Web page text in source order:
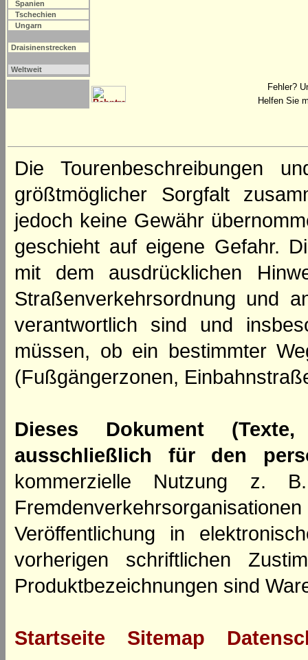
Spanien
Tschechien
Ungarn
Draisinenstrecken
Weltweit
Fehler?
Helfen Sie
Die Tourenbeschreibungen
größtmöglicher Sorgfalt
jedoch keine Gewähr
geschieht auf eigene Gefahr.
mit dem ausdrücklichen
Straßenverkehrsordnung und
verantwortlich sind und
müssen, ob ein bestimmter
(Fußgängerzonen,
Dieses Dokument
ausschließlich für den
kommerzielle Nutzung z.
Veröffentlichung in
vorherigen schriftlichen
Produktbezeichnungen sind
Startseite Sitemap